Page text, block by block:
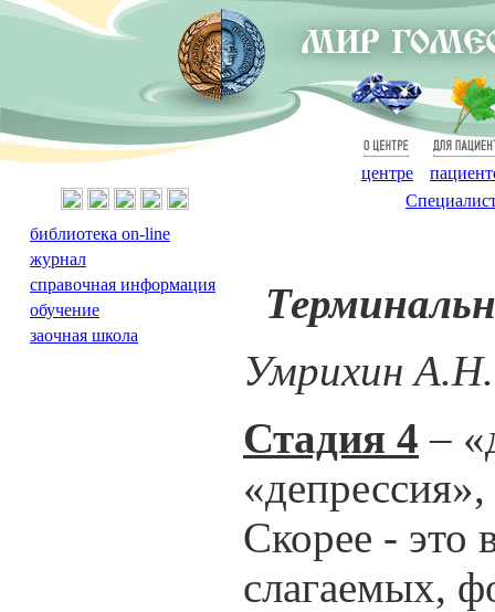
О
центре
Для
Умрихин
Стадия 4 –
Скорее - это
слагаемых,
библиотека on-line
журнал
справочная информация
обучение
заочная школа